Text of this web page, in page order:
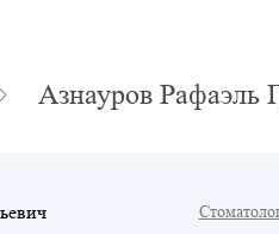
Азнауров Рафаэль